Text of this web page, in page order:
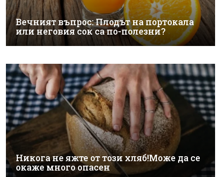
Вечният въпрос: Плодът на портокала
или неговия сок са по-полезни?
Никога не яжте от този хляб!Може да се
окаже много опасен